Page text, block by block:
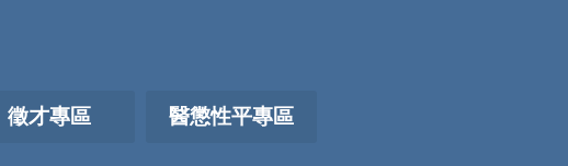
徵才專區 醫懲性平專區